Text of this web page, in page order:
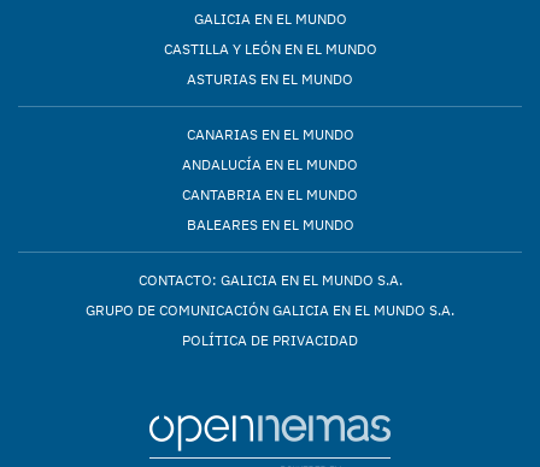
GALICIA EN EL MUNDO
CASTILLA Y LEÓN EN EL MUNDO
ASTURIAS EN EL MUNDO
CANARIAS EN EL MUNDO
ANDALUCÍA EN EL MUNDO
CANTABRIA EN EL MUNDO
BALEARES EN EL MUNDO
CONTACTO: GALICIA EN EL MUNDO S.A.
GRUPO DE COMUNICACIÓN GALICIA EN EL MUNDO S.A.
POLÍTICA DE PRIVACIDAD